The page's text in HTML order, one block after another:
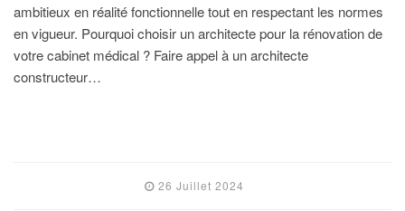
ambitieux en réalité fonctionnelle tout en respectant les normes
en vigueur. Pourquoi choisir un architecte pour la rénovation de
votre cabinet médical ? Faire appel à un architecte
constructeur…
26 Juillet 2024